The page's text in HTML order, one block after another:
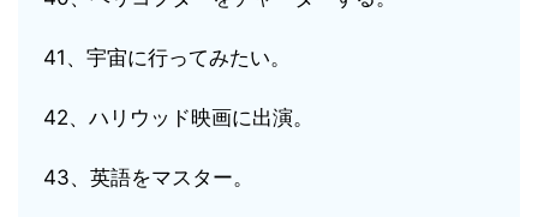
41、宇宙に行ってみたい。
42、ハリウッド映画に出演。
43、英語をマスター。